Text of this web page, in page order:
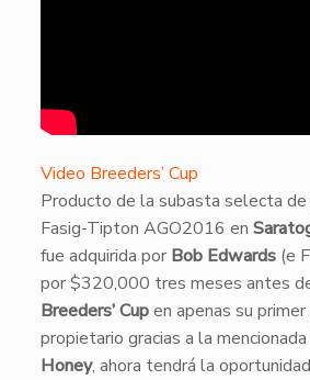
Video Breeders’ Cup
​Producto de la subasta selecta de
Fasig-Tipton AGO2016 en
fue adquirida por Bob Edwards(e
por $320,000 tres meses antes
Breeders’ Cupen apenas su primer
propietario gracias a la mencionada
Honey, ahora tendrá la